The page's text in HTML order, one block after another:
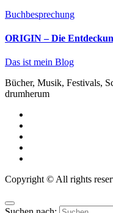
Buchbesprechung
ORIGIN – Die
Das ist mein Blog
Bücher, Musik, Festivals,
drumherum
Copyright © All rights